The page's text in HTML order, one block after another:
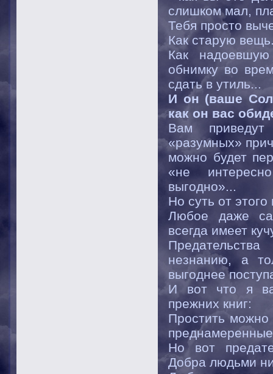
слишком мал,
Тебя просто
Как старую
Как
обнимку во
сдать в утиль...
И он (ваше
как он вас
Вам
«разумных»
можно будет
«не
выгодно»...
Но суть от
Любое даже
всегда имеет
незнанию, а
выгоднее
И вот что я
прежних книг:
Простить можно
Но вот
Добра людьми